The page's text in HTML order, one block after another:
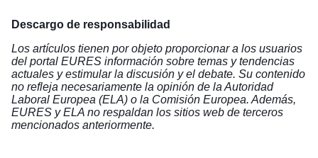
Descargo de responsabilidad
Los artículos tienen por objeto proporcionar a los usuarios
del portal EURES información sobre temas y tendencias
actuales y estimular la discusión y el debate. Su contenido
no refleja necesariamente la opinión de la Autoridad
Laboral Europea (ELA) o la Comisión Europea. Además,
EURES y ELA no respaldan los sitios web de terceros
mencionados anteriormente.